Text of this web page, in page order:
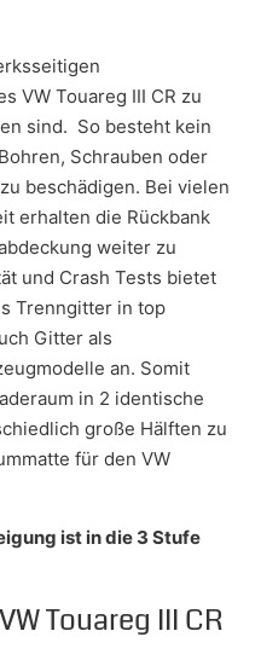
VW Touareg III CR zu
sind. So besteht kein
Schrauben oder
beschädigen. Bei vielen
erhalten die Rückbank
weiter zu
und Crash Tests bietet
Trenngitter in top
Gitter als
an. Somit
in 2 identische
große Hälften zu
für den VW
ist in die 3 Stufe
Touareg III CR